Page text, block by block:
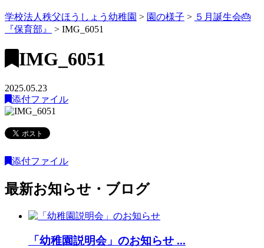
学校法人秩父ほうしょう幼稚園 > 園の様子 > ５月誕生会🎂
『保育部』
> IMG_6051
IMG_6051
2025.05.23
添付ファイル
添付ファイル
最新お知らせ・ブログ
「幼稚園説明会」のお知らせ ...